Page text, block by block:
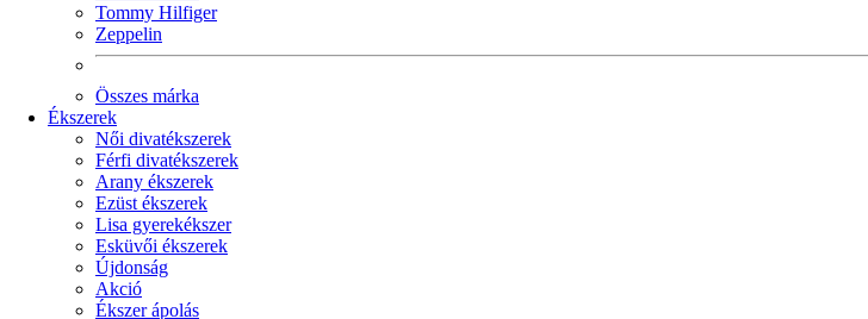
Tommy Hilfiger
Zeppelin
Összes márka
Ékszerek
Női divatékszerek
Férfi divatékszerek
Arany ékszerek
Ezüst ékszerek
Lisa gyerekékszer
Esküvői ékszerek
Újdonság
Akció
Ékszer ápolás